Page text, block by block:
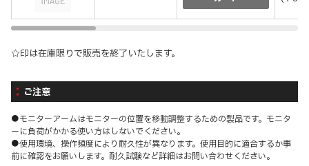
☆印は在庫限りで販売を終了いたします。
ご注意
●モニターアームはモニターの位置を移動調整するための製品です。モニタ
ーに負荷がかかる使い方はしないでください。
●使用環境、操作頻度により耐久性が異なります。使用目的に適合するか事
前に確認をお願いします。耐久試験など詳細はお問い合わせください。